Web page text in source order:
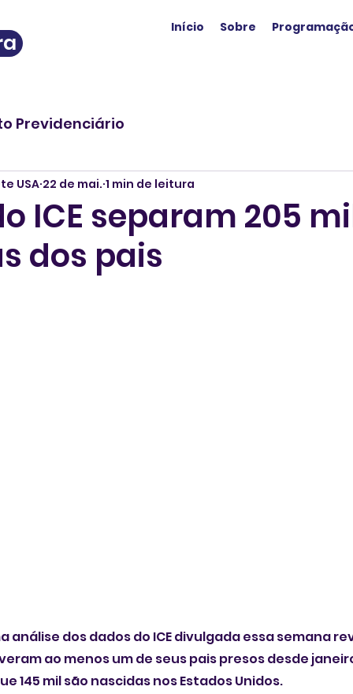
Início Sobre
Previdenciário
ICE separam 205
dos pais
USA 22 de mai. 1 min de leitura
análise dos dados do ICE divulgada essa semana
ao menos um de seus pais presos desde
145 mil são nascidas nos Estados Unidos.